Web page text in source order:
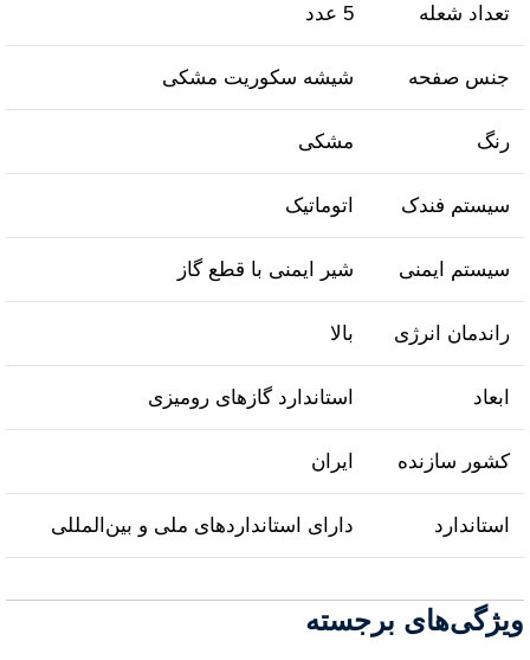
تعداد شعله 5 عدد
جنس صفحه شیشه سکوریت مشکی
رنگ مشکی
سیستم فندک اتوماتیک
سیستم ایمنی شیر ایمنی با قطع گاز
راندمان انرژی بالا
ابعاد استاندارد گازهای رومیزی
کشور سازنده ایران
استاندارد دارای استانداردهای ملی و بین‌المللی
ویژگی‌های برجسته